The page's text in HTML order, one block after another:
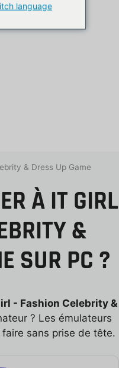
& Dress Up Game
À IT GIRL
&
SUR PC ?
- Fashion Celebrity &
? Les émulateurs
sans prise de tête.
language